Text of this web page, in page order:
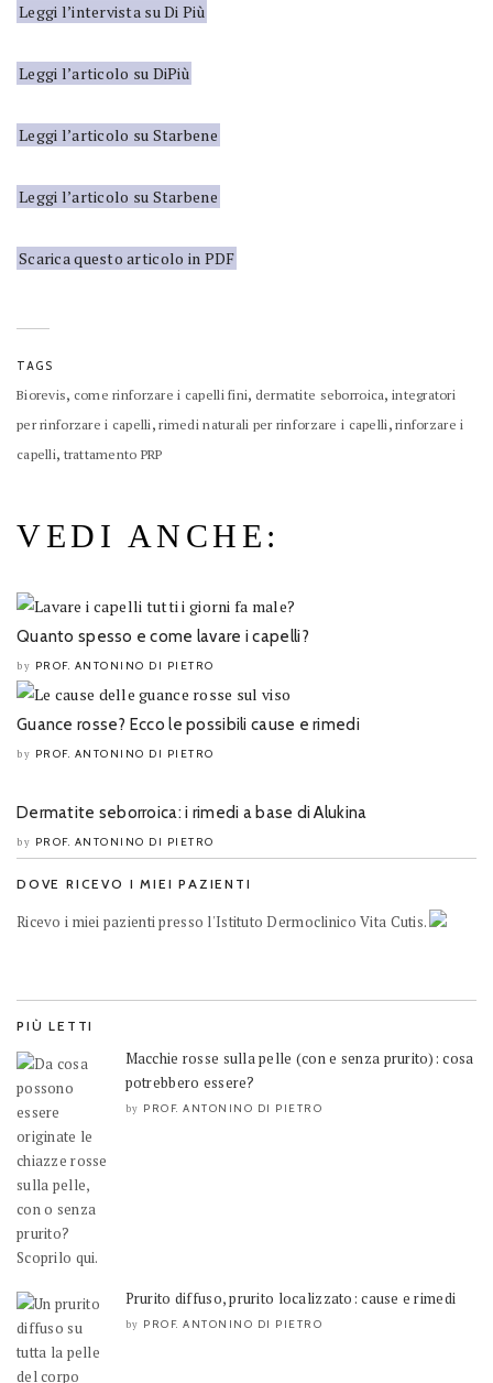
Leggi l’intervista su Di Più
Leggi l’articolo su DiPiù
Leggi l’articolo su Starbene
Leggi l’articolo su Starbene
Scarica questo articolo in PDF
TAGS
Biorevis, come rinforzare i capelli fini, dermatite seborroica, integratori
per rinforzare i capelli,rimedi naturali per rinforzare i capelli,rinforzare i
capelli, trattamento PRP
VEDI ANCHE:
Quanto spesso e come lavare i capelli?
by PROF. ANTONINO DI PIETRO
Guance rosse? Ecco le possibili cause e rimedi
by PROF. ANTONINO DI PIETRO
Dermatite seborroica: i rimedi a base di Alukina
by PROF. ANTONINO DI PIETRO
DOVE RICEVO I MIEI PAZIENTI
Ricevo i miei pazienti presso l'Istituto Dermoclinico Vita Cutis.
PIÙ LETTI
Macchie rosse sulla pelle (con e senza prurito): cosa
potrebbero essere?
by PROF. ANTONINO DI PIETRO
Prurito diffuso, prurito localizzato: cause e rimedi
by PROF. ANTONINO DI PIETRO